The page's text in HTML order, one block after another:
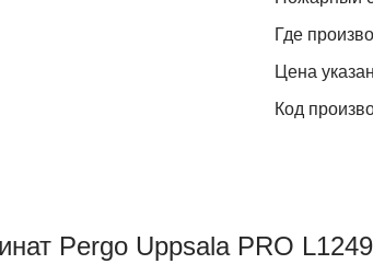
Где
Цена
Код
Pergo Uppsala PRO